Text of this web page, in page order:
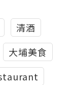
清酒
大埔美食